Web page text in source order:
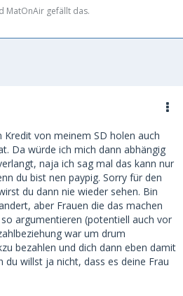
MatOnAir gefällt das.
von meinem SD holen auch
Da würde ich mich dann abhängig
naja ich sag mal das kann nur
du bist nen paypig. Sorry für den
du dann nie wieder sehen. Bin
aber Frauen die das machen
argumentieren (potentiell auch vor
war um drum
bezahlen und dich dann eben damit
du willst ja nicht, dass es deine Frau